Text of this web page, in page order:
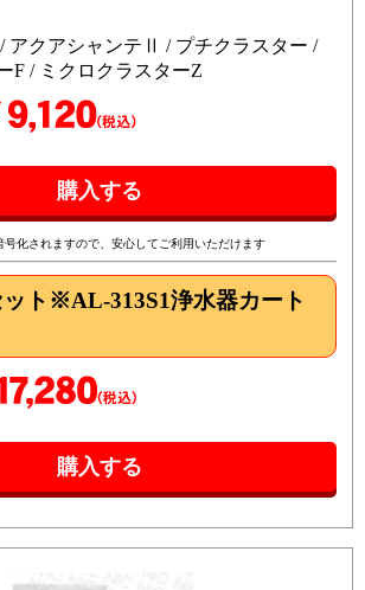
アクアシャンテⅡ / プチクラスター /
F / ミクロクラスターZ
化されますので、安心してご利用いただけます
ト ※AL-313S1浄水器カート